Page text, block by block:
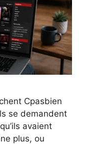
Cpasbien
se demandent
avaient
plus, ou